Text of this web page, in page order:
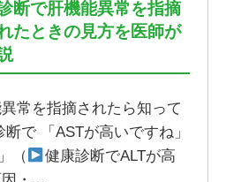
断で肝機能異常を指摘
たときの見方を医師が
常を指摘されたら知って
で 「ASTが高いですね」
（
健康診断でALTが高